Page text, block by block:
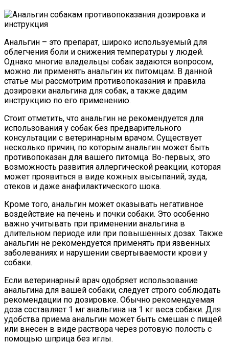
Анальгин – это препарат, широко используемый для
облегчения боли и снижения температуры у людей.
Однако многие владельцы собак задаются вопросом,
можно ли применять анальгин их питомцам. В данной
статье мы рассмотрим противопоказания и правила
дозировки анальгина для собак, а также дадим
инструкцию по его применению.
Стоит отметить, что анальгин не рекомендуется для
использования у собак без предварительного
консультации с ветеринарным врачом. Существует
несколько причин, по которым анальгин может быть
противопоказан для вашего питомца. Во-первых, это
возможность развития аллергической реакции, которая
может проявиться в виде кожных высыпаний, зуда,
отеков и даже анафилактического шока.
Кроме того, анальгин может оказывать негативное
воздействие на печень и почки собаки. Это особенно
важно учитывать при применении анальгина в
длительном периоде или при повышенных дозах. Также
анальгин не рекомендуется применять при язвенных
заболеваниях и нарушении свертываемости крови у
собаки.
Если ветеринарный врач одобряет использование
анальгина для вашей собаки, следует строго соблюдать
рекомендации по дозировке. Обычно рекомендуемая
доза составляет 1 мг анальгина на 1 кг веса собаки. Для
удобства приема анальгин может быть смешан с пищей
или внесен в виде раствора через ротовую полость с
помощью шприца без иглы.